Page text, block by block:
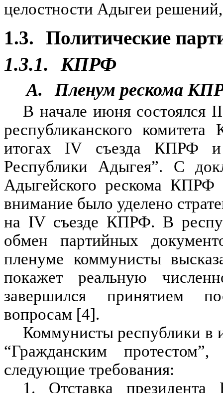
целостности Адыгеи решений,
1.3.
Политические
1.3.1.
КПРФ
A. Пленум рескома
В начале июня состоялся
республиканского
итогах IV съезда КПРФ и
Республики Адыгея”. С
Адыгейского рескома
внимание было уделено
на IV съезде КПРФ. В
обмен партийных
пленуме коммунисты
покажет реальную
завершился принятием
вопросам [4].
Коммунисты республики в
“Гражданским
следующие требования:
1. Отставка